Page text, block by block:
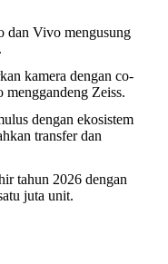
dan Vivo mengusung
kamera dengan co-
menggandeng Zeiss.
dengan ekosistem
transfer dan
tahun 2026 dengan
juta unit.